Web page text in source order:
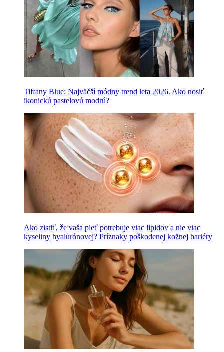
Tiffany Blue: Najväčší módny trend leta 2026. Ako nosiť
ikonickú pastelovú modrú?
Ako zistiť, že vaša pleť potrebuje viac lipidov a nie viac
kyseliny hyalurónovej? Príznaky poškodenej kožnej bariéry